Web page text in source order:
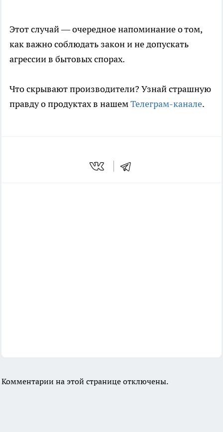
Этот случай — очередное напоминание о том,
как важно соблюдать закон и не допускать
агрессии в бытовых спорах.
Что скрывают производители? Узнай страшную
правду о продуктах в нашемТелеграм-канале.
Комментарии на этой странице отключены.